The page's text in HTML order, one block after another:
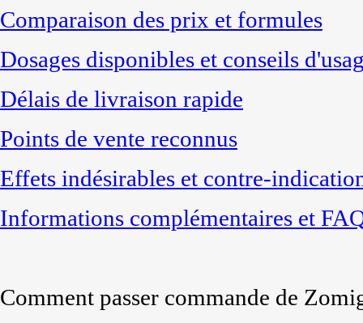
Comparaison des prix et formules
Dosages disponibles et conseils
Délais de livraison rapide
Points de vente reconnus
Effets indésirables et contre-
Informations complémentaires et
Comment passer commande de